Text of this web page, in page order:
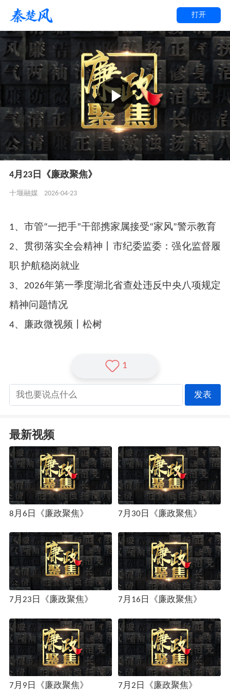
打开
4月23日《廉政聚焦》
十堰融媒 2026-04-23
1、市管“一把手”干部携家属接受“家风”警示教育
2、贯彻落实全会精神丨市纪委监委：强化监督履
职 护航稳岗就业
3、2026年第一季度湖北省查处违反中央八项规定
精神问题情况
4、廉政微视频丨松树
1
发表
最新视频
8月6日《廉政聚焦》 7月30日《廉政聚焦》
7月23日《廉政聚焦》 7月16日《廉政聚焦》
7月9日《廉政聚焦》 7月2日《廉政聚焦》